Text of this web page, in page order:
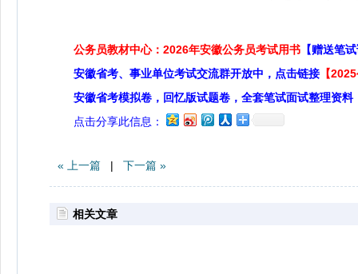
公务员教材中心：2026年安徽公务员考试用书 【赠送笔
安徽省考、事业单位考试交流群开放中，点击链接 【
安徽省考模拟卷，回忆版试题卷，全套笔试面试整理资料
点击分享此信息：
« 上一篇 | 下一篇 »
相关文章